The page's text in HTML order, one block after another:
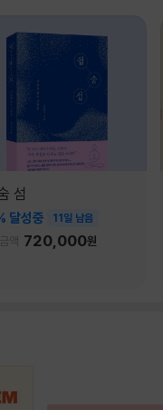
섬
달성중 11일 남음
액 720,000원